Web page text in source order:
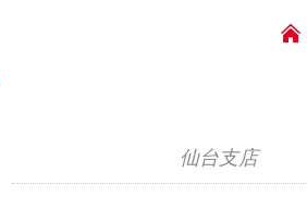
仙台支店